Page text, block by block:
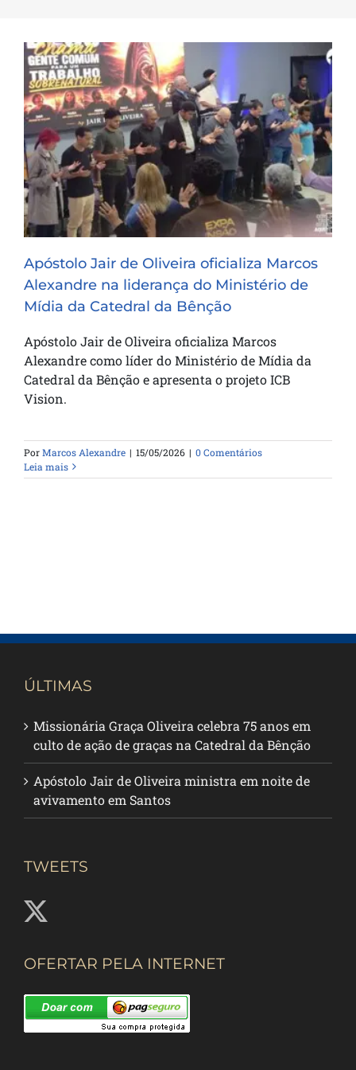
Apóstolo Jair de Oliveira oficializa Marcos
Alexandre na liderança do Ministério de
Mídia da Catedral da Bênção
Apóstolo Jair de Oliveira oficializa Marcos
Alexandre na liderança do Ministério de
Mídia da Catedral da Bênção
Apóstolo Jair de Oliveira oficializa Marcos
Alexandre como líder do Ministério de Mídia da
Catedral da Bênção e apresenta o projeto ICB
Vision.
PorMarcos Alexandre | 15/05/2026 | 0 Comentários
Leia mais
ÚLTIMAS
Missionária Graça Oliveira celebra 75 anos em
culto de ação de graças na Catedral da Bênção
Apóstolo Jair de Oliveira ministra em noite de
avivamento em Santos
TWEETS
OFERTAR PELA INTERNET